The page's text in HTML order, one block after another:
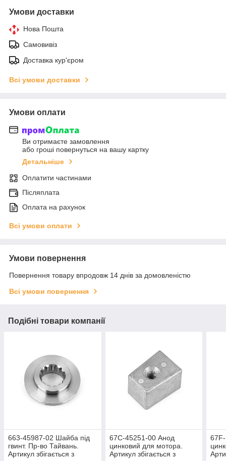
Умови доставки
Нова Пошта
Самовивіз
Доставка кур'єром
Всі умови доставки
Умови оплати
Ви отримаєте замовлення
або гроші повернуться на вашу картку
Детальніше
Оплатити частинами
Післяплата
Оплата на рахунок
Всі умови оплати
Умови повернення
Повернення товару впродовж 14 днів за домовленістю
Всі умови повернення
Подібні товари компанії
663-45987-02 Шайба під
гвинт. Пр-во Тайвань.
Артикул збігається з
67C-45251-00 Анод
цинковий для мотора.
Артикул збігається з